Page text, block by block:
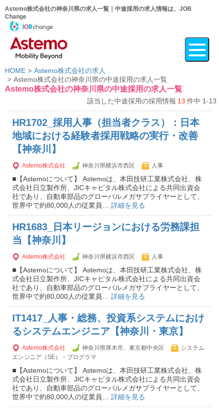
Astemo株式会社の神奈川県の求人一覧｜中途採用の求人情報は、JOB
Change
HOME
Astemo株式会社の求人
Astemo株式会社の神奈川県の中途採用の求人一覧
Astemo株式会社の神奈川県の中途採用の求人一覧
該当した中途採用の採用情報 13 件中 1-13
HR1702_採用人事（担当者クラス）：日本
地域における経験者採用戦略の実行・改善
【神奈川】
Astemo株式会社 神奈川県横浜市西区 人事
■【Astemoについて】 Astemoは、本田技研工業株式会社、株
式会社日立製作所、JICキャピタル株式会社による共同出資会
社であり、自動車部品のグローバルメガサプライヤーとして、
世界中で約80,000人の従業員… 詳細を見る
HR1683_日本リージョンにおける労務課担
当【神奈川】
Astemo株式会社 神奈川県横浜市西区 人事
■【Astemoについて】 Astemoは、本田技研工業株式会社、株
式会社日立製作所、JICキャピタル株式会社による共同出資会
社であり、自動車部品のグローバルメガサプライヤーとして、
世界中で約80,000人の従業員… 詳細を見る
IT1417_人事・総務、投資系システムにおけ
るシステムエンジニア【神奈川・東京】
Astemo株式会社 神奈川県厚木市、東京都中央区
システム
エンジニア（SE）・プログラマ
■【Astemoについて】 Astemoは、本田技研工業株式会社、株
式会社日立製作所、JICキャピタル株式会社による共同出資会
社であり、自動車部品のグローバルメガサプライヤーとして、
世界中で約80,000人の従業員… 詳細を見る